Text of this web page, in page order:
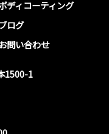
1500-1
ディコーティング
ログ
お問い合わせ